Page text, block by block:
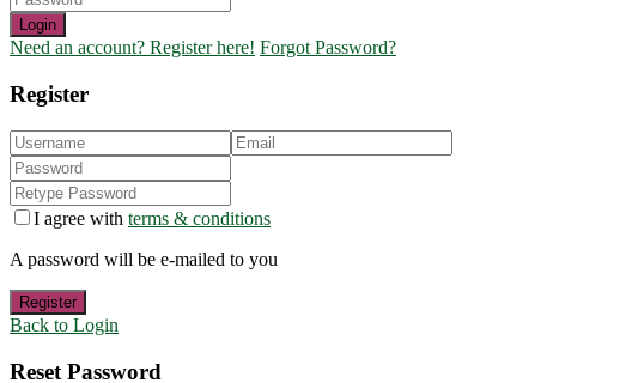
Login
Need an account? Register here! Forgot Password?
Register
I agree with terms & conditions
A password will be e-mailed to you
Register
Back to Login
Reset Password